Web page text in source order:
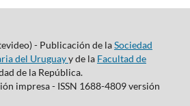
- Publicación de laSociedad
del Uruguayy de la Facultad de
de la República.
impresa - ISSN 1688-4809 versión